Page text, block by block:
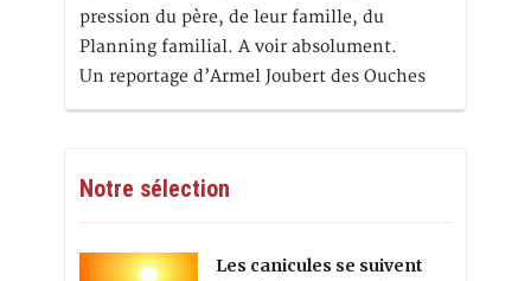
pression du père, de leur famille, du
Planning familial. A voir absolument.
Un reportage d’Armel Joubert des Ouches
Notre sélection
Les canicules se suivent